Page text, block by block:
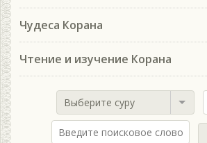
Чудеса Корана
Чтение и изучение Корана
Выберите суру